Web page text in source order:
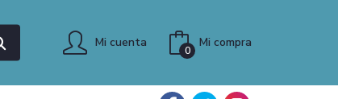
Mi cuenta Mi compra
0